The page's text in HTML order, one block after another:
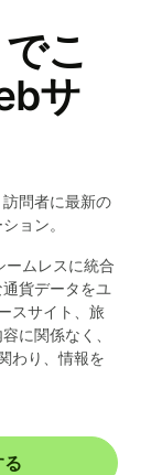
こ
サ
問者に最新の
ョン。
ームレスに統合
貨データをユ
スサイト、旅
に関係なく、
わり、情報を